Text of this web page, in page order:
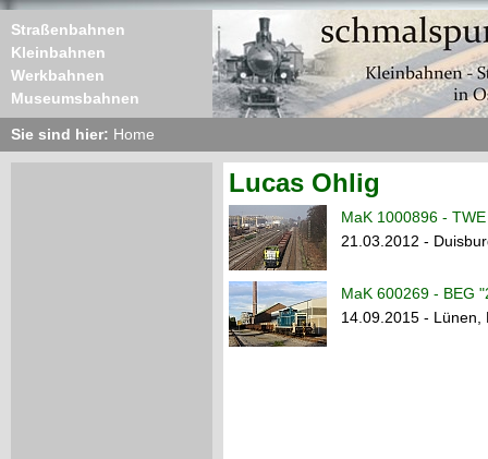
Straßenbahnen
Kleinbahnen
Werkbahnen
Museumsbahnen
Sie sind hier: Home
Lucas Ohlig
MaK 1000896 -
21.03.2012 -
MaK 600269 - BEG
14.09.2015 - Lünen,